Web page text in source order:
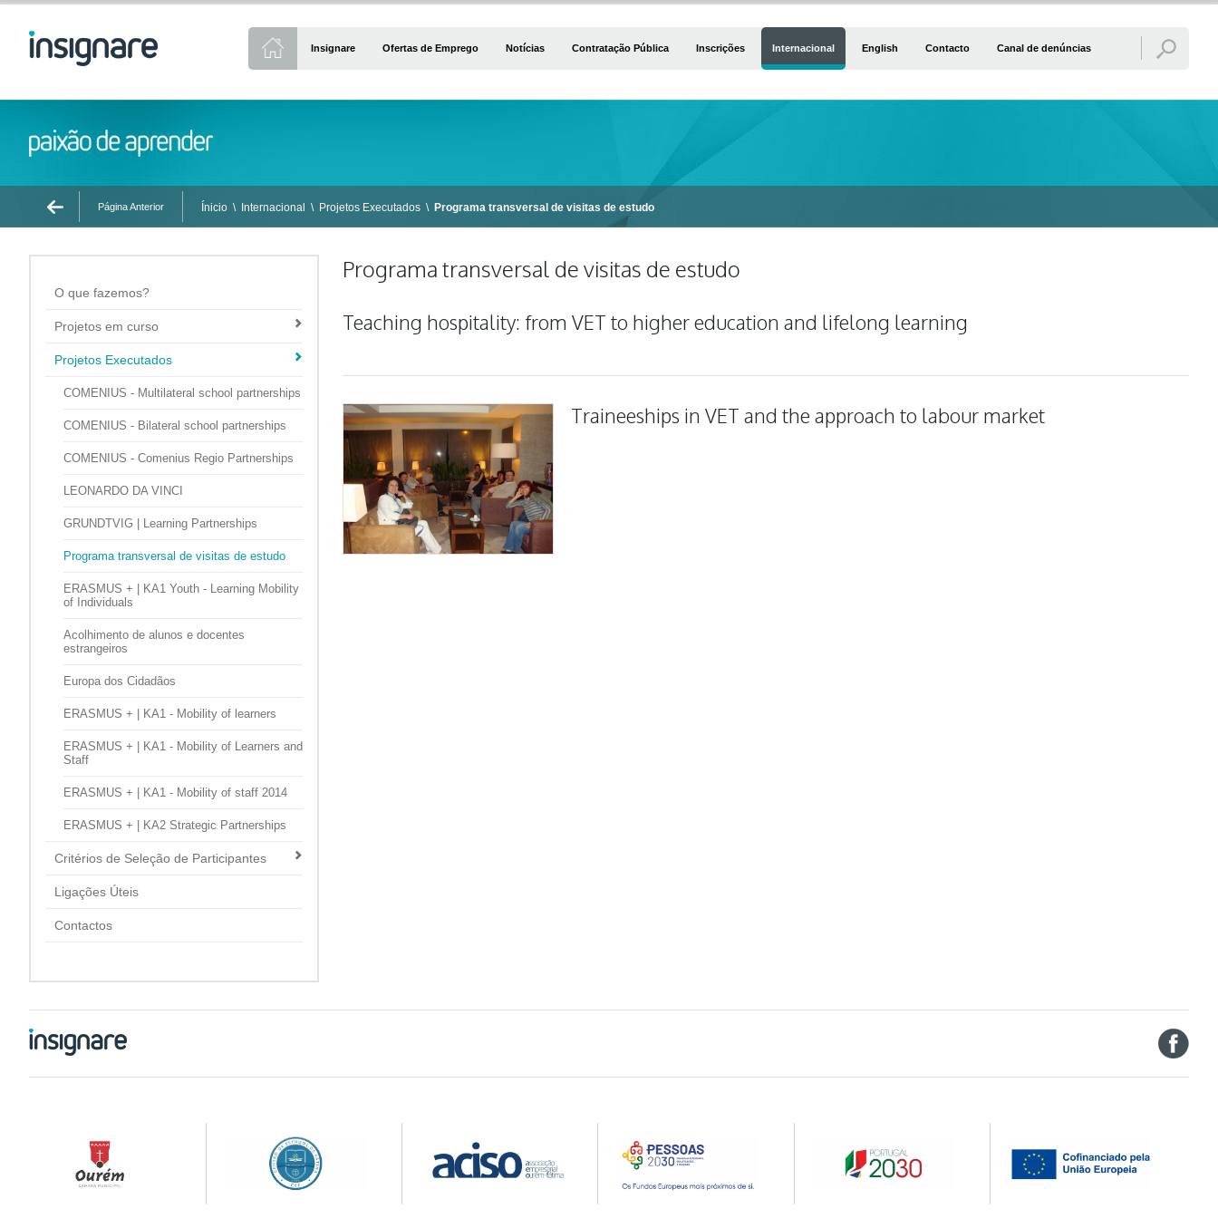
Insignare Ofertas de Emprego Notícias Contratação Pública Inscrições Internacional English Contacto Canal de denúncias
Página Anterior Ínicio \ Internacional \ Projetos Executados \ Programa transversal de visitas de estudo
O que fazemos?
Projetos em curso
Projetos Executados
COMENIUS - Multilateral school partnerships
COMENIUS - Bilateral school partnerships
COMENIUS - Comenius Regio Partnerships
LEONARDO DA VINCI
GRUNDTVIG | Learning Partnerships
Programa transversal de visitas de estudo
ERASMUS + | KA1 Youth - Learning Mobility
of Individuals
Acolhimento de alunos e docentes
estrangeiros
Europa dos Cidadãos
ERASMUS + | KA1 - Mobility of learners
ERASMUS + | KA1 - Mobility of Learners and
Staff
ERASMUS + | KA1 - Mobility of staff 2014
ERASMUS + | KA2 Strategic Partnerships
Critérios de Seleção de Participantes
Ligações Úteis
Contactos
Programa transversal de visitas de estudo
Teaching hospitality: from VET to higher education and lifelong learning
Traineeships in VET and the approach to labour market